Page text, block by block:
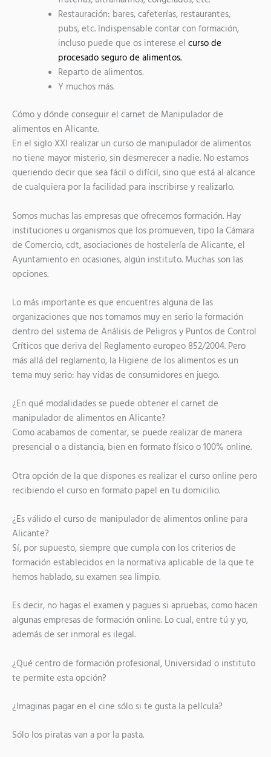
Restauración: bares, cafeterías, restaurantes,
pubs, etc. Indispensable contar con formación,
incluso puede que os interese elcurso de
procesado seguro de alimentos.
Reparto de alimentos.
Y muchos más.
Cómo y dónde conseguir el carnet de Manipulador de
alimentos en Alicante.
En el siglo XXI realizar un curso de manipulador de alimentos
no tiene mayor misterio, sin desmerecer a nadie. No estamos
queriendo decir que sea fácil o difícil, sino que está al alcance
de cualquiera por la facilidad para inscribirse y realizarlo.
Somos muchas las empresas que ofrecemos formación. Hay
instituciones u organismos que los promueven, tipo la Cámara
de Comercio, cdt, asociaciones de hostelería de Alicante, el
Ayuntamiento en ocasiones, algún instituto. Muchas son las
opciones.
Lo más importante es que encuentres alguna de las
organizaciones que nos tomamos muy en serio la formación
dentro del sistema de Análisis de Peligros y Puntos de Control
Críticos que deriva del Reglamento europeo 852/2004. Pero
más allá del reglamento, la Higiene de los alimentos es un
tema muy serio: hay vidas de consumidores en juego.
¿En qué modalidades se puede obtener el carnet de
manipulador de alimentos en Alicante?
Como acabamos de comentar, se puede realizar de manera
presencial o a distancia, bien en formato físico o 100% online.
Otra opción de la que dispones es realizar el curso online pero
recibiendo el curso en formato papel en tu domicilio.
¿Es válido el curso de manipulador de alimentos online para
Alicante?
Sí, por supuesto, siempre que cumpla con los criterios de
formación establecidos en la normativa aplicable de la que te
hemos hablado, su examen sea limpio.
Es decir, no hagas el examen y pagues si apruebas, como hacen
algunas empresas de formación online. Lo cual, entre tú y yo,
además de ser inmoral es ilegal.
¿Qué centro de formación profesional, Universidad o instituto
te permite esta opción?
¿Imaginas pagar en el cine sólo si te gusta la película?
Sólo los piratas van a por la pasta.